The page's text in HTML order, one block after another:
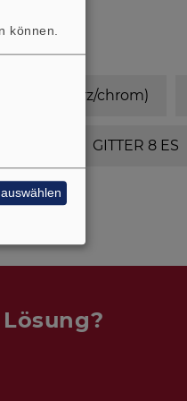
134 (schwarz/chrom)
GITTER 8 ES
können.